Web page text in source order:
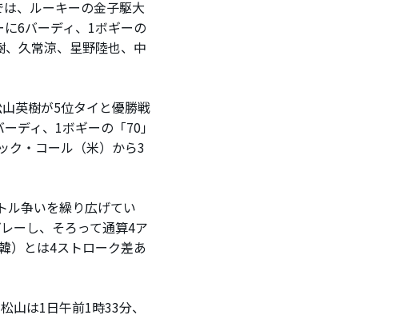
、ルーキーの金子駆大
6バーディ、1ボギーの
、久常涼、星野陸也、中
英樹が5位タイと優勝戦
ディ、1ボギーの「70」
ク・コール（米）から3
ル争いを繰り広げてい
ーし、そろって通算4ア
）とは4ストローク差あ
山は1日午前1時33分、